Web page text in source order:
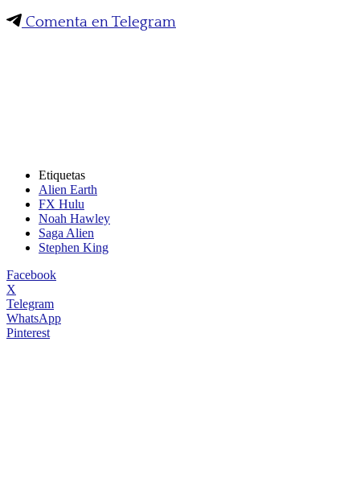
Comenta en Telegram
Etiquetas
Alien Earth
FX Hulu
Noah Hawley
Saga Alien
Stephen King
Facebook
X
Telegram
WhatsApp
Pinterest